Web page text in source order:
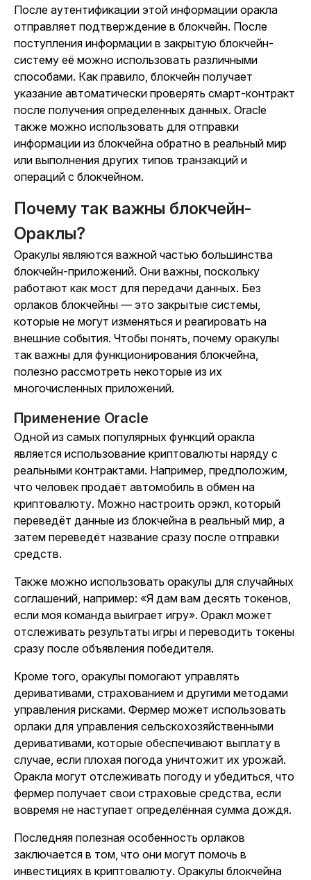
После аутентификации этой информации оракла
отправляет подтверждение в блокчейн. После
поступления информации в закрытую блокчейн-
систему её можно использовать различными
способами. Как правило, блокчейн получает
указание автоматически проверять смарт-контракт
после получения определенных данных. Oracle
также можно использовать для отправки
информации из блокчейна обратно в реальный мир
или выполнения других типов транзакций и
операций с блокчейном.
Почему так важны блокчейн-
Ораклы?
Оракулы являются важной частью большинства
блокчейн-приложений. Они важны, поскольку
работают как мост для передачи данных. Без
орлаков блокчейны — это закрытые системы,
которые не могут изменяться и реагировать на
внешние события. Чтобы понять, почему оракулы
так важны для функционирования блокчейна,
полезно рассмотреть некоторые из их
многочисленных приложений.
Применение Oracle
Одной из самых популярных функций оракла
является использование криптовалюты наряду с
реальными контрактами. Например, предположим,
что человек продаёт автомобиль в обмен на
криптовалюту. Можно настроить орэкл, который
переведёт данные из блокчейна в реальный мир, а
затем переведёт название сразу после отправки
средств.
Также можно использовать оракулы для случайных
соглашений, например: «Я дам вам десять токенов,
если моя команда выиграет игру». Оракл может
отслеживать результаты игры и переводить токены
сразу после объявления победителя.
Кроме того, оракулы помогают управлять
деривативами, страхованием и другими методами
управления рисками. Фермер может использовать
орлаки для управления сельскохозяйственными
деривативами, которые обеспечивают выплату в
случае, если плохая погода уничтожит их урожай.
Оракла могут отслеживать погоду и убедиться, что
фермер получает свои страховые средства, если
вовремя не наступает определённая сумма дождя.
Последняя полезная особенность орлаков
заключается в том, что они могут помочь в
инвестициях в криптовалюту. Оракулы блокчейна